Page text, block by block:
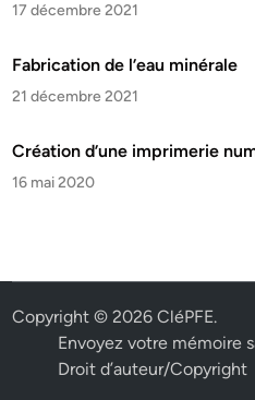
17 décembre 2021
Fabrication de l’eau minérale
21 décembre 2021
Création d’une imprimerie
16 mai 2020
Copyright © 2026CléPFE.
Envoyez votre mémoire
Droit d’auteur/Copyright